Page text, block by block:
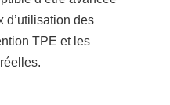
d’utilisation des
TPE et les